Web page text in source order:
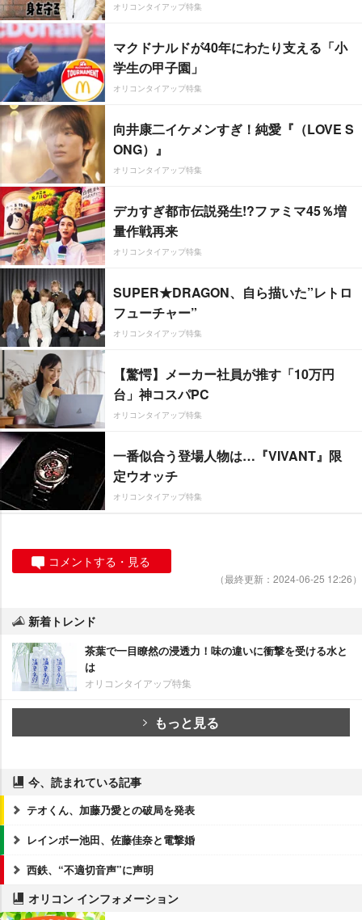
オリコンタイアップ特集
マクドナルドが40年にわたり支える「小
学生の甲子園」
オリコンタイアップ特集
向井康二イケメンすぎ！純愛『（LOVE S
ONG）』
オリコンタイアップ特集
デカすぎ都市伝説発生!?ファミマ45％増
量作戦再来
オリコンタイアップ特集
SUPER★DRAGON、自ら描いた”レトロ
フューチャー”
オリコンタイアップ特集
【驚愕】メーカー社員が推す「10万円
台」神コスパPC
オリコンタイアップ特集
一番似合う登場人物は…『VIVANT』限
定ウオッチ
オリコンタイアップ特集
コメントする・見る
（最終更新：2024-06-25 12:26）
新着トレンド
茶葉で一目瞭然の浸透力！味の違いに衝撃を受ける水と
は
オリコンタイアップ特集
もっと見る
今、読まれている記事
テオくん、加藤乃愛との破局を発表
レインボー池田、佐藤佳奈と電撃婚
西鉄、“不適切音声”に声明
オリコン インフォメーション